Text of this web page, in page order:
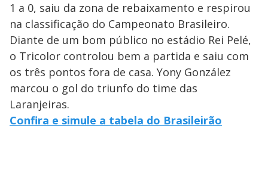
1 a 0, saiu da zona de rebaixamento e respirou
na classificação do Campeonato Brasileiro.
Diante de um bom público no estádio Rei Pelé,
o Tricolor controlou bem a partida e saiu com
os três pontos fora de casa. Yony González
marcou o gol do triunfo do time das
Laranjeiras.
Confira e simule a tabela do Brasileirão